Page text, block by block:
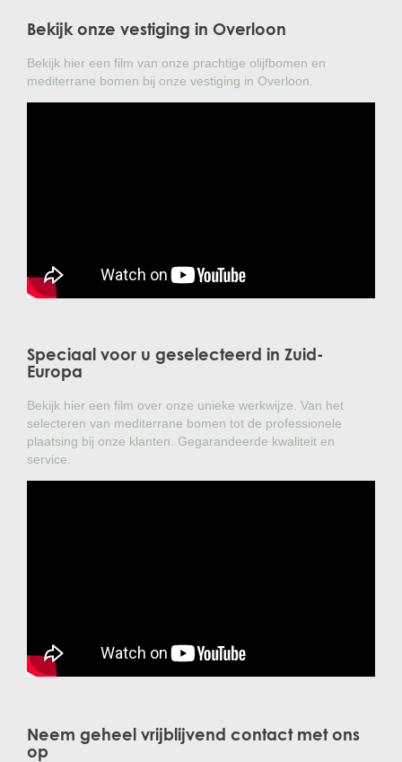
Bekijk onze vestiging in Overloon
Bekijk hier een film van onze prachtige olijfbomen en
mediterrane bomen bij onze vestiging in Overloon.
Speciaal voor u geselecteerd in Zuid-
Europa
Bekijk hier een film over onze unieke werkwijze. Van het
selecteren van mediterrane bomen tot de professionele
plaatsing bij onze klanten. Gegarandeerde kwaliteit en
service.
Neem geheel vrijblijvend contact met ons
op